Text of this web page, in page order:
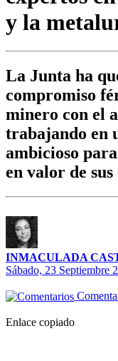
y la
La Junta ha
compromiso
minero con el
trabajando en
ambicioso
en valor de sus
INMACULADA
Sábado, 23 Septiembre
Enlace copiado